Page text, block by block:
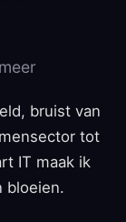
bruist van
tot
IT maak ik
bloeien.